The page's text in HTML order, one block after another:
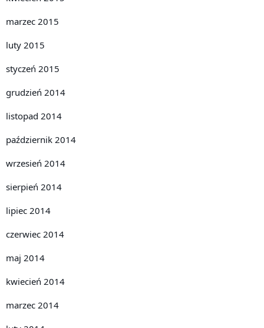
marzec 2015
luty 2015
styczeń 2015
grudzień 2014
listopad 2014
październik 2014
wrzesień 2014
sierpień 2014
lipiec 2014
czerwiec 2014
maj 2014
kwiecień 2014
marzec 2014